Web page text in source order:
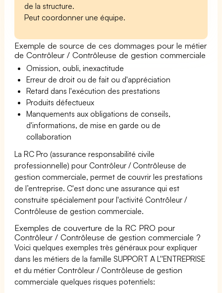
de la structure.
Peut coordonner une équipe.
Exemple de source de ces dommages pour le métier
de Contrôleur / Contrôleuse de gestion commerciale
Omission, oubli, inexactitude
Erreur de droit ou de fait ou d'appréciation
Retard dans l'exécution des prestations
Produits défectueux
Manquements aux obligations de conseils,
d'informations, de mise en garde ou de
collaboration
La RC Pro (assurance responsabilité civile
professionnelle) pour Contrôleur / Contrôleuse de
gestion commerciale, permet de couvrir les prestations
de l’entreprise. C'est donc une assurance qui est
construite spécialement pour l'activité Contrôleur /
Contrôleuse de gestion commerciale.
Exemples de couverture de la RC PRO pour
Contrôleur / Contrôleuse de gestion commerciale ?
Voici quelques exemples très généraux pour expliquer
dans les métiers de la famille SUPPORT A L''ENTREPRISE
et du métier Contrôleur / Contrôleuse de gestion
commerciale quelques risques potentiels: